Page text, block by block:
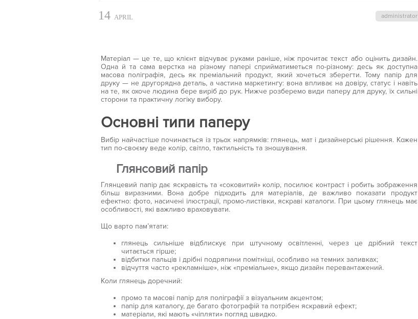
administrator
14 APRIL
Матеріал — це те, що клієнт відчуває руками раніше, ніж прочитає текст або оцінить дизайн.
Одна й та сама верстка на різному папері сприйматиметься по-різному: десь як доступна
масова поліграфія, десь як преміальний продукт, який хочеться зберегти. Тому папір для
друку — не другорядна деталь, а частина маркетингу: вона впливає на довіру, статус і навіть
на те, як охоче людина бере виріб до рук. Нижче розберемо види паперу для друку, їх сильні
сторони та практичну логіку вибору.
Основні типи паперу
Вибір найчастіше починається із трьох напрямків: глянець, мат і дизайнерські рішення. Кожен
тип по-своєму веде колір, світло, тактильність та зношування.
Глянсовий папір
Глянцевий папір дає яскравість та «соковитий» колір, посилює контраст і робить зображення
більш виразними. Вона добре підходить для матеріалів, де важливо показати продукт
ефектно: фото, насичені ілюстрації, промо-листівки, яскраві каталоги. При цьому глянець має
особливості, які важливо враховувати.
Що варто пам’ятати:
глянець сильніше відблискує при штучному освітленні, через це дрібний текст
читається гірше;
відбитки пальців і дрібні подряпини помітніші, особливо на темних заливках;
відчуття часто «рекламніше», ніж «преміальне», якщо дизайн перевантажений.
Коли глянець доречний:
промо та масові папір для поліграфії з візуальним акцентом;
папір для каталогу, де багато фотографій та потрібен яскравий ефект;
матеріали, які мають «чіпляти» погляд швидко.